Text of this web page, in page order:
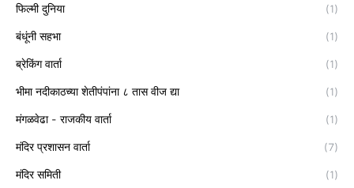
फिल्मी दुनिया (1)
बंधूंनी सहभा (1)
ब्रेकिंग वार्ता (1)
भीमा नदीकाठच्या शेतीपंपांना ८ तास वीज द्या (1)
मंगळवेढा - राजकीय वार्ता (1)
मंदिर प्रशासन वार्ता (7)
मंदिर समिती (1)